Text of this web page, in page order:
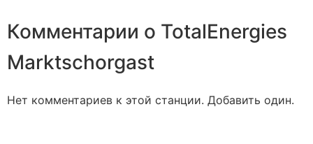
Комментарии о TotalEnergies
Marktschorgast
Нет комментариев к этой станции. Добавить один.